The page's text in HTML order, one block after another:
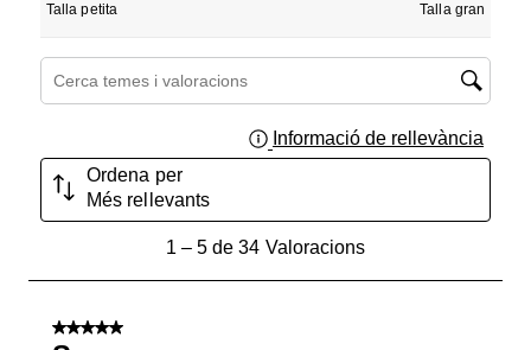
Talla petita Talla gran
Cerca temes i valoracions regió de cerca
Informació de rellevància
Ordena per
Més rellevants
1– 5 de 34 Valoracions
5 de 5 estrelles.